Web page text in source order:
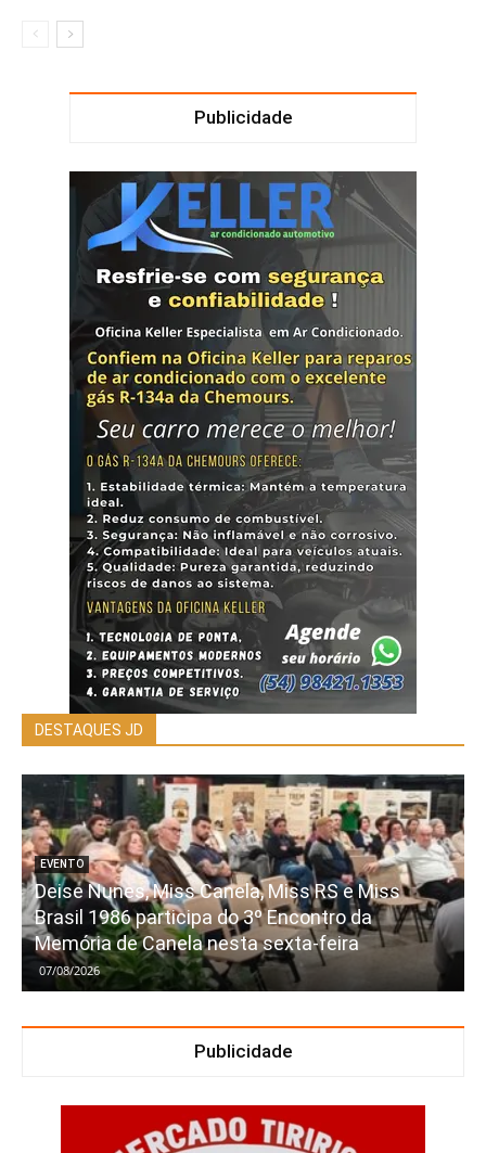
Publicidade
DESTAQUES JD
EVENTO
Deise Nunes, Miss Canela, Miss RS e Miss
Brasil 1986 participa do 3º Encontro da
Memória de Canela nesta sexta-feira
07/08/2026
Publicidade